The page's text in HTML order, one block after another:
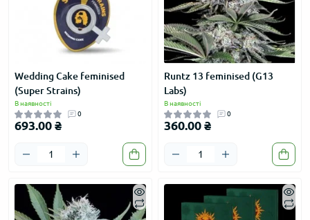
Wedding Cake feminised
(Super Strains)
В наявності
0
693.00 ₴
Runtz 13 feminised (G13
Labs)
В наявності
0
360.00 ₴